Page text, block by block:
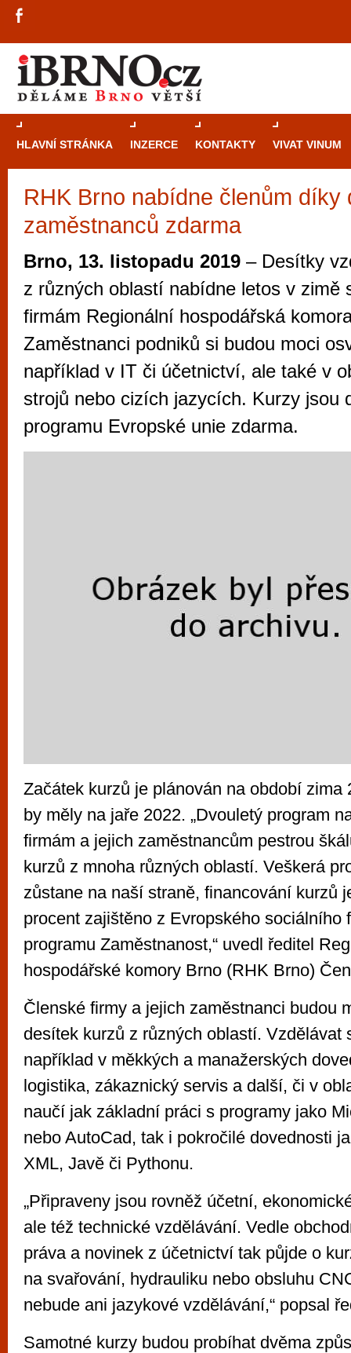
HLAVNÍ STRÁNKA INZERCE KONTAKTY VIVAT VINUM
RHK Brno nabídne členům díky
zaměstnanců zdarma
Brno, 13. listopadu 2019 – Desítky
z různých oblastí nabídne letos v zimě
firmám Regionální hospodářská
Zaměstnanci podniků si budou moci
například v IT či účetnictví, ale také v
strojů nebo cizích jazycích. Kurzy jsou
programu Evropské unie zdarma.
Začátek kurzů je plánován na období zima
by měly na jaře 2022. „Dvouletý program
firmám a jejich zaměstnancům pestrou
kurzů z mnoha různých oblastí. Veškerá
zůstane na naší straně, financování kurzů
procent zajištěno z Evropského sociálního
programu Zaměstnanost,“ uvedl ředitel
hospodářské komory Brno (RHK Brno)
Členské firmy a jejich zaměstnanci budou
desítek kurzů z různých oblastí. Vzdělávat
například v měkkých a manažerských
logistika, zákaznický servis a další, či v
naučí jak základní práci s programy jako
nebo AutoCad, tak i pokročilé dovednosti
XML, Javě či Pythonu.
„Připraveny jsou rovněž účetní,
ale též technické vzdělávání. Vedle
práva a novinek z účetnictví tak půjde o
na svařování, hydrauliku nebo obsluhu
nebude ani jazykové vzdělávání,“ popsal
Samotné kurzy budou probíhat dvěma
Průvodce
Brně: Od
Brno je
zajímavé
restaurace,
Mimo jiné je ale také místem, kde si
vyzkoušet různé kasinové hry. V
metropoli naleznete širokou nabídku her
po moderní automaty jak pro pravidelné
příležitostné hráče. V...